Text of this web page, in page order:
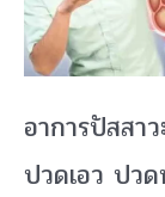
อาการปัสสา
ปวดเอว ปว